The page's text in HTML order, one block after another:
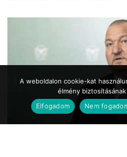
A weboldalon cookie-kat
élmény
Elfogadom
Nem